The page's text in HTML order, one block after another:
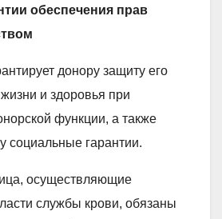
обеспечения прав
донору защиту его
и здоровья при
функции, а также
социальные гарантии.
осуществляющие
службы крови, обязаны